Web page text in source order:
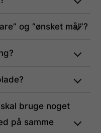
og “ønsket mål”?
bruge noget
på samme